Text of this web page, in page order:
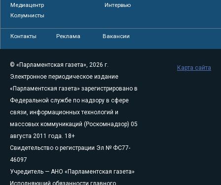
Медиацентр
Интервью
Колумнисты
Контакты Реклама Вакансии
© «Парламентская газета», 2026 г.
Электронное периодическое издание
«Парламентская газета» зарегистрировано в
Федеральной службе по надзору в сфере
связи, информационных технологий и
массовых коммуникаций (Роскомнадзор) 05
августа 2011 года. 18+
Свидетельство о регистрации Эл № ФС77-
46097
Учредитель — АНО «Парламентская газета»
Исполняющий обязанности главного
Карта сайта